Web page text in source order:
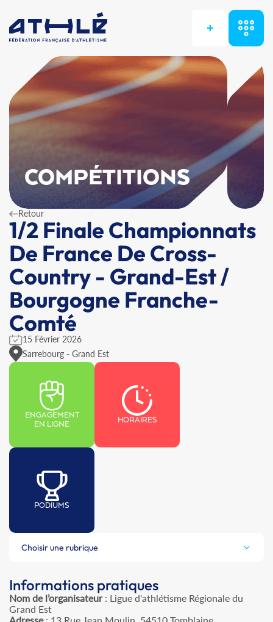
+
COMPÉTITIONS
Retour
1/2 Finale Championnats
De France De Cross-
Country - Grand-Est /
Bourgogne Franche-
Comté
15 Février 2026
Sarrebourg - Grand Est
ENGAGEMENT
EN LIGNE
HORAIRES
PODIUMS
Choisir une rubrique
Informations pratiques
Nom de l’organisateur: Ligue d'athlétisme Régionale du
Grand Est